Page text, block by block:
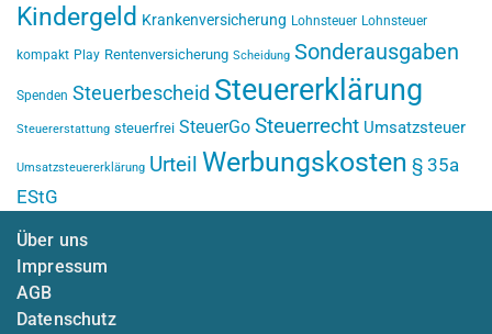
Kindergeld Krankenversicherung Lohnsteuer Lohnsteuer
kompakt Play Rentenversicherung Scheidung Sonderausgaben
Spenden Steuerbescheid Steuererklärung
Steuererstattung steuerfrei SteuerGo Steuerrecht Umsatzsteuer
Umsatzsteuererklärung Urteil Werbungskosten § 35a
EStG
Über uns
Impressum
AGB
Datenschutz